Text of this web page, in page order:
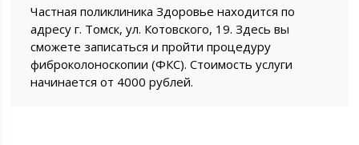
Частная поликлиника Здоровье находится по
адресу г. Томск, ул. Котовского, 19. Здесь вы
сможете записаться и пройти процедуру
фиброколоноскопии (ФКС). Стоимость услуги
начинается от 4000 рублей.